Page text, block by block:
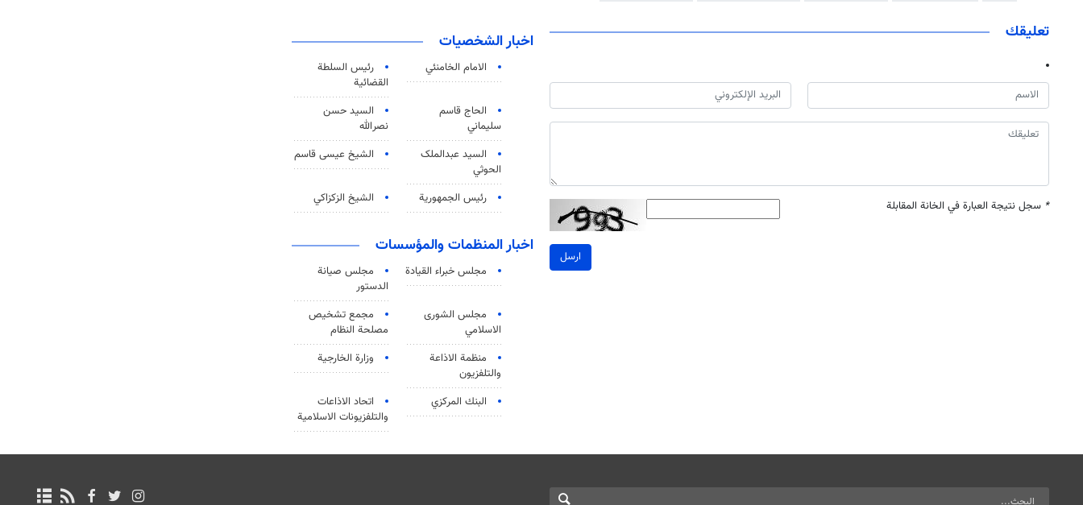
تعليقك
* سجل نتيجة العبارة في الخانة المقابلة
ارسل
اخبار الشخصيات
الامام الخامنئي
رئیس السلطة
القضائیة
الحاج قاسم
سليماني
السيد حسن
نصرالله
السید عبدالملک
الحوثي
الشيخ عيسى قاسم
رئيس الجمهورية الشيخ الزكزاكي
اخبار المنظمات والمؤسسات
مجلس خبراء القيادة
مجلس صيانة
الدستور
مجلس الشورى
الاسلامي
مجمع تشخيص
مصلحة النظام
منظمة الاذاعة
والتلفزیون
وزارة الخارجية
البنك المركزي
اتحاد الاذاعات
والتلفزيونات الاسلامية